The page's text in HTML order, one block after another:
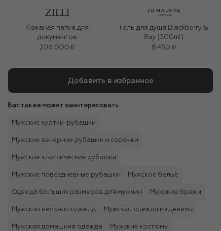
Кожаная папка для
документов
206 000 ₽
Гель для душа Blackberry &
Bay (500ml)
8 450 ₽
Добавить в избранное
Вас также может заинтересовать
Мужские куртки-рубашки
Мужские вечерние рубашки и сорочки
Мужские классические рубашки
Мужские повседневные рубашки Мужское бельё
Одежда больших размеров для мужчин Мужские брюки
Мужская верхняя одежда Мужская одежда из денима
Мужская домашняя одежда Мужские костюмы